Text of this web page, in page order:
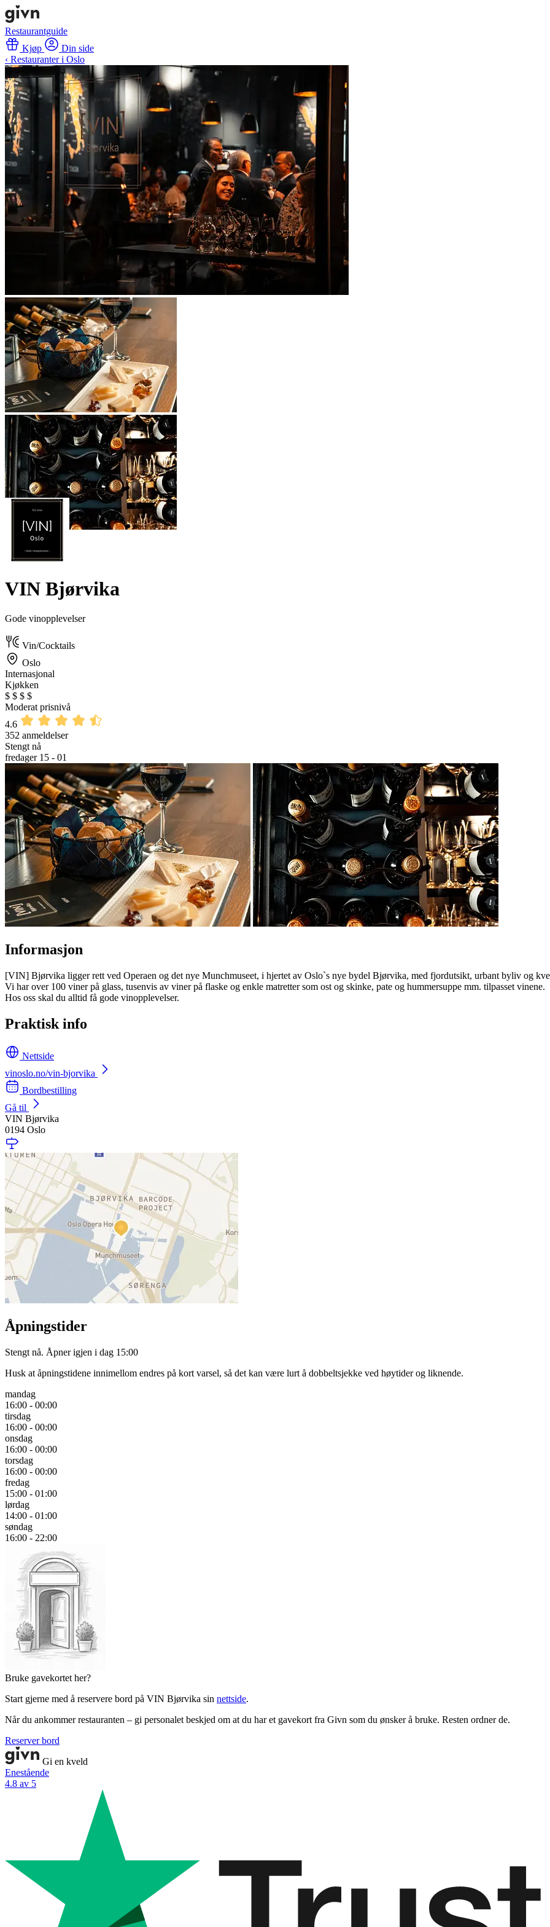
Restaurantguide
Kjøp
Din side
‹ Restauranter i Oslo
VIN Bjørvika
Gode vinopplevelser
Vin/Cocktails
Oslo
Internasjonal
Kjøkken
$ $ $ $
Moderat prisnivå
4.6
352 anmeldelser
Stengt nå
fredager 15 - 01
Informasjon
[VIN] Bjørvika ligger rett ved Operaen og det nye Munchmuseet, i hjertet av Oslo`s nye bydel Bjørvika, med fjordutsikt, urbant byliv og
Vi har over 100 viner på glass, tusenvis av viner på flaske og enkle matretter som ost og skinke, pate og hummersuppe mm. tilpasset vinene.
Hos oss skal du alltid få gode vinopplevelser.
Praktisk info
Nettside
vinoslo.no/vin-bjorvika
Bordbestilling
Gå til
VIN Bjørvika
0194 Oslo
Åpningstider
Stengt nå. Åpner igjen i dag 15:00
Husk at åpningstidene innimellom endres på kort varsel, så det kan være lurt å dobbeltsjekke ved høytider og liknende.
mandag
16:00 - 00:00
tirsdag
16:00 - 00:00
onsdag
16:00 - 00:00
torsdag
16:00 - 00:00
fredag
15:00 - 01:00
lørdag
14:00 - 01:00
søndag
16:00 - 22:00
Bruke gavekortet her?
Start gjerne med å reservere bord på VIN Bjørvika sin nettside.
Når du ankommer restauranten – gi personalet beskjed om at du har et gavekort fra Givn som du ønsker å bruke. Resten ordner de.
Reserver bord
Gi en kveld
Enestående
4.8 av 5